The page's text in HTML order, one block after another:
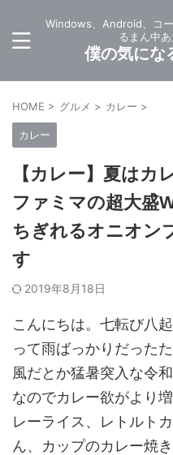
Windows、Android、コ
るまん中
僕の気にな
HOME > グルメ > カレー >
カレー
【カレー】夏はカ
ファミマの超大盛
ちぎれるオニオン
す
2019年8月18日
こんにちは。七転び八
って雨ばっかりだった
風だとか猛暑突入な令
なのでカレー欲がより
レーライス、レトルト
ん、カップのカレー焼